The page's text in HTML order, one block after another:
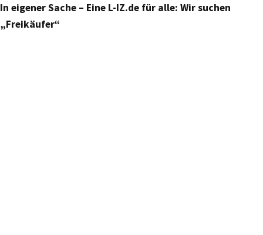
In eigener Sache – Eine L-IZ.de für alle: Wir suchen
„Freikäufer“